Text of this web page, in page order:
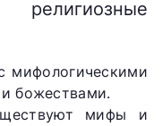
мифологическими
божествами.
мифы и